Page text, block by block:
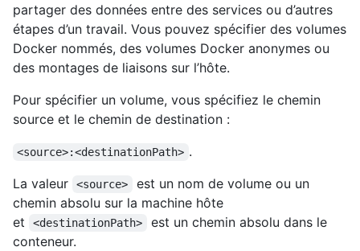
partager des données entre des services ou d’autres
étapes d’un travail. Vous pouvez spécifier des volumes
Docker nommés, des volumes Docker anonymes ou
des montages de liaisons sur l’hôte.
Pour spécifier un volume, vous spécifiez le chemin
source et le chemin de destination :
<source>:<destinationPath> .
La valeur
<source>
est un nom de volume ou un
chemin absolu sur la machine hôte
et
<destinationPath>
est un chemin absolu dans le
conteneur.